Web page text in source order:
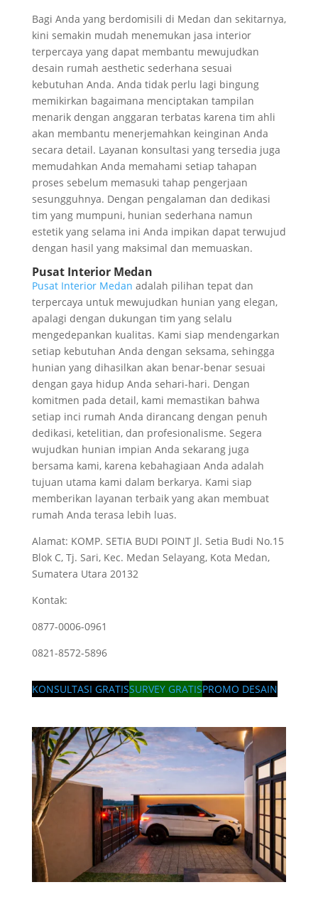
Bagi Anda yang berdomisili di Medan dan sekitarnya,
kini semakin mudah menemukan jasa interior
terpercaya yang dapat membantu mewujudkan
desain rumah aesthetic sederhana sesuai
kebutuhan Anda. Anda tidak perlu lagi bingung
memikirkan bagaimana menciptakan tampilan
menarik dengan anggaran terbatas karena tim ahli
akan membantu menerjemahkan keinginan Anda
secara detail. Layanan konsultasi yang tersedia juga
memudahkan Anda memahami setiap tahapan
proses sebelum memasuki tahap pengerjaan
sesungguhnya. Dengan pengalaman dan dedikasi
tim yang mumpuni, hunian sederhana namun
estetik yang selama ini Anda impikan dapat terwujud
dengan hasil yang maksimal dan memuaskan.
Pusat Interior Medan
Pusat Interior Medan adalah pilihan tepat dan
terpercaya untuk mewujudkan hunian yang elegan,
apalagi dengan dukungan tim yang selalu
mengedepankan kualitas. Kami siap mendengarkan
setiap kebutuhan Anda dengan seksama, sehingga
hunian yang dihasilkan akan benar-benar sesuai
dengan gaya hidup Anda sehari-hari. Dengan
komitmen pada detail, kami memastikan bahwa
setiap inci rumah Anda dirancang dengan penuh
dedikasi, ketelitian, dan profesionalisme. Segera
wujudkan hunian impian Anda sekarang juga
bersama kami, karena kebahagiaan Anda adalah
tujuan utama kami dalam berkarya. Kami siap
memberikan layanan terbaik yang akan membuat
rumah Anda terasa lebih luas.
Alamat: KOMP. SETIA BUDI POINT Jl. Setia Budi No.15
Blok C, Tj. Sari, Kec. Medan Selayang, Kota Medan,
Sumatera Utara 20132
Kontak:
0877-0006-0961
0821-8572-5896
KONSULTASI GRATISSURVEY GRATISPROMO DESAIN